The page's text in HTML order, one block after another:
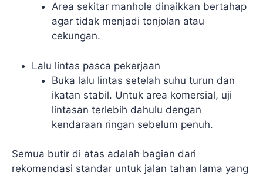
Area sekitar manhole dinaikkan bertahap
agar tidak menjadi tonjolan atau
cekungan.
Lalu lintas pasca pekerjaan
Buka lalu lintas setelah suhu turun dan
ikatan stabil. Untuk area komersial, uji
lintasan terlebih dahulu dengan
kendaraan ringan sebelum penuh.
Semua butir di atas adalah bagian dari
rekomendasi standar untuk jalan tahan lama yang